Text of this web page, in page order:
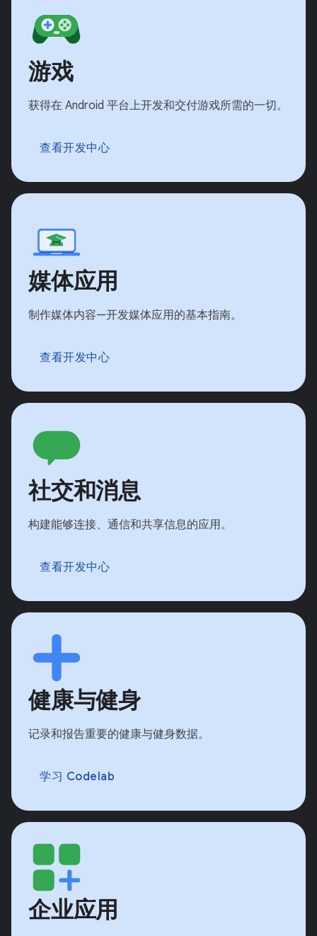
游戏
获得在 Android 平台上开发和交付游戏所需的一切。
查看开发中心
媒体应用
制作媒体内容—开发媒体应用的基本指南。
查看开发中心
社交和消息
构建能够连接、通信和共享信息的应用。
查看开发中心
健康与健身
记录和报告重要的健康与健身数据。
学习 Codelab
企业应用